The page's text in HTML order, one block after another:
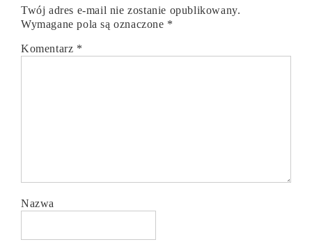
Twój adres e-mail nie zostanie opublikowany.
Wymagane pola są oznaczone *
Komentarz *
Nazwa